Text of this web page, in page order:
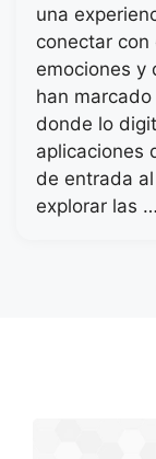
una
conectar con
emociones y
han
donde lo
aplicaciones
de entrada
explorar las …